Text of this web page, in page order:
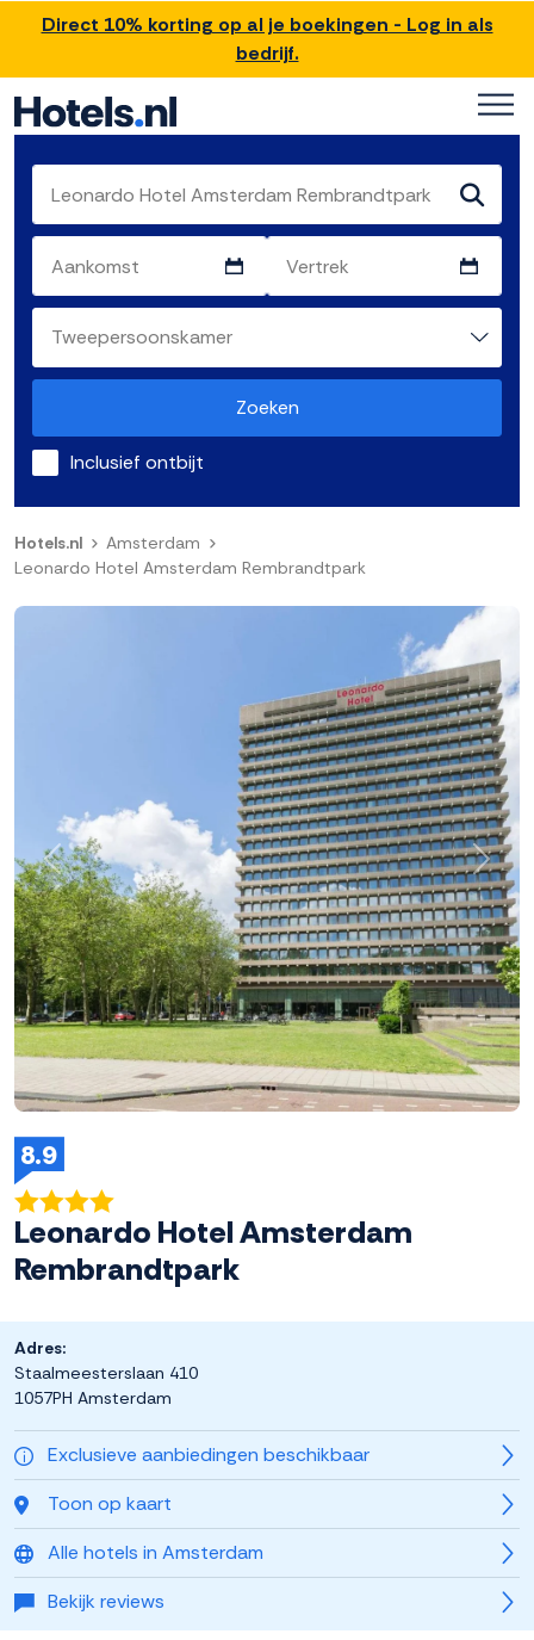
Direct 10% korting op al je boekingen - Log in als
bedrijf.
Zoeken
Inclusief ontbijt
Hotels.nl
Amsterdam
Leonardo Hotel Amsterdam Rembrandtpark
8.9
Leonardo Hotel Amsterdam
Rembrandtpark
Exclusieve aanbiedingen beschikbaar
Toon op kaart
Alle hotels in Amsterdam
Bekijk reviews
Adres:
Staalmeesterslaan 410
1057PH Amsterdam